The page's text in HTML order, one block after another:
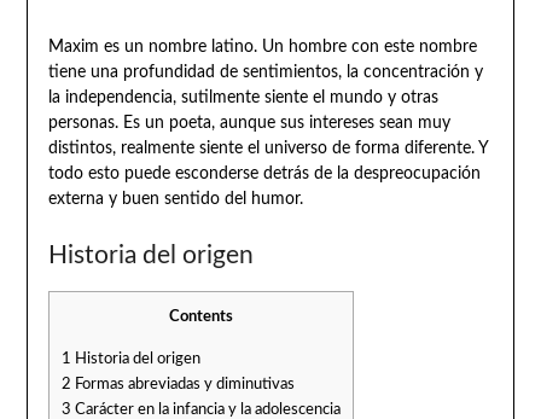
Maxim es un nombre latino. Un hombre con este nombre
tiene una profundidad de sentimientos, la concentración y
la independencia, sutilmente siente el mundo y otras
personas. Es un poeta, aunque sus intereses sean muy
distintos, realmente siente el universo de forma diferente. Y
todo esto puede esconderse detrás de la despreocupación
externa y buen sentido del humor.
Historia del origen
Contents
1
Historia del origen
2 Formas abreviadas y diminutivas
3 Carácter en la infancia y la adolescencia